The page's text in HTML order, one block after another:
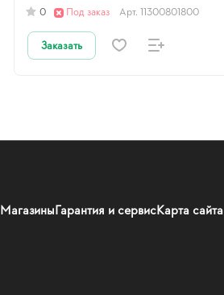
0 Под заказ Арт. 11300801800
Заказать
МагазиныГарантия и сервисКарта сайта